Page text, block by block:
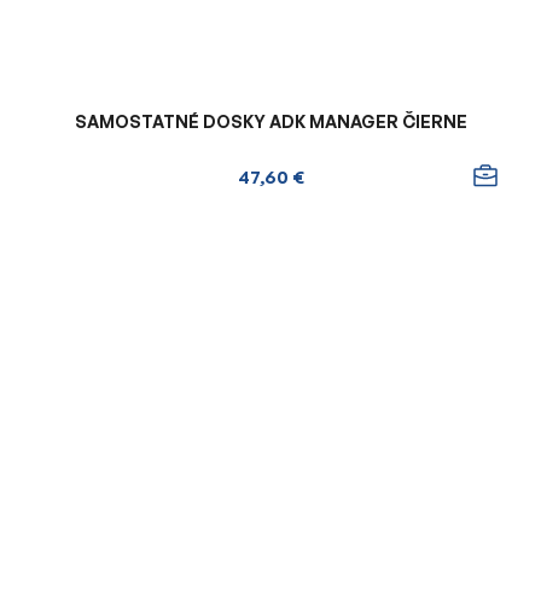
SAMOSTATNÉ DOSKY ADK MANAGER ČIERNE
47,60 €